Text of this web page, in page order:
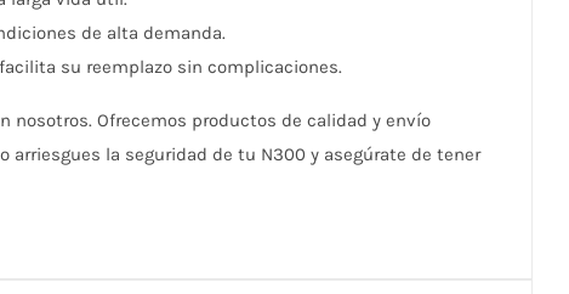
de alta demanda.
su reemplazo sin complicaciones.
nosotros. Ofrecemos productos de calidad y envío
arriesgues la seguridad de tu N300 y asegúrate de tener